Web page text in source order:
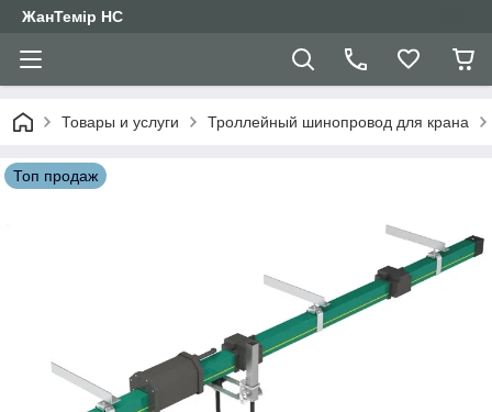
ЖанТемір НС
Товары и услуги Троллейный шинопровод для крана
Топ продаж